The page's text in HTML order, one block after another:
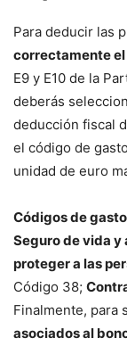
Para deducir las
correctamente
E9 y E10 de la
deberás
deducción fiscal
el código de
unidad de euro
Códigos de
Seguro de vida
proteger a las
Código 38;
Finalmente, para
asociados al